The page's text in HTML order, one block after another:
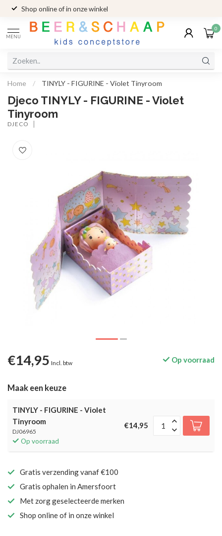
Shop online of in onze winkel
MENU
0
Home / TINYLY - FIGURINE - Violet Tinyroom
Djeco TINYLY - FIGURINE - Violet
Tinyroom
DJECO
€14,95 Incl. btw Op voorraad
Maak een keuze
TINYLY - FIGURINE - Violet
Tinyroom
DJ06965
Op voorraad
€14,95
Gratis verzending vanaf €100
Gratis ophalen in Amersfoort
Met zorg geselecteerde merken
Shop online of in onze winkel